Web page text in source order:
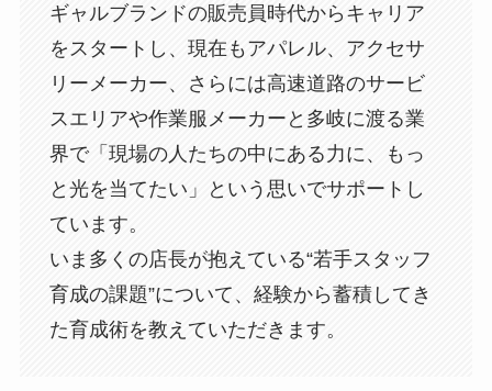
ギャルブランドの販売員時代からキャリア
をスタートし、現在もアパレル、アクセサ
リーメーカー、さらには高速道路のサービ
スエリアや作業服メーカーと多岐に渡る業
界で「現場の人たちの中にある力に、もっ
と光を当てたい」という思いでサポートし
ています。
いま多くの店長が抱えている“若手スタッフ
育成の課題”について、経験から蓄積してき
た育成術を教えていただきます。